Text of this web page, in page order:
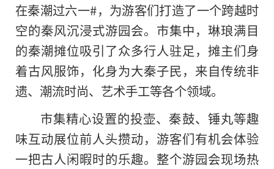
在秦潮过六一#，为游客们打造了一个跨越时
空的秦风沉浸式游园会。市集中，琳琅满目
的秦潮摊位吸引了众多行人驻足，摊主们身
着古风服饰，化身为大秦子民，来自传统非
遗、潮流时尚、艺术手工等各个领域。
市集精心设置的投壶、秦鼓、锤丸等趣
味互动展位前人头攒动，游客们有机会体验
一把古人闲暇时的乐趣。整个游园会现场热